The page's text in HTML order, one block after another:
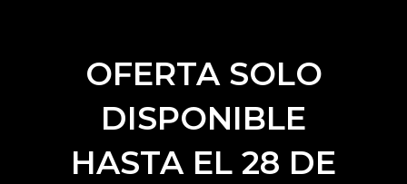
OFERTA SOLO
DISPONIBLE
HASTA EL 28 DE